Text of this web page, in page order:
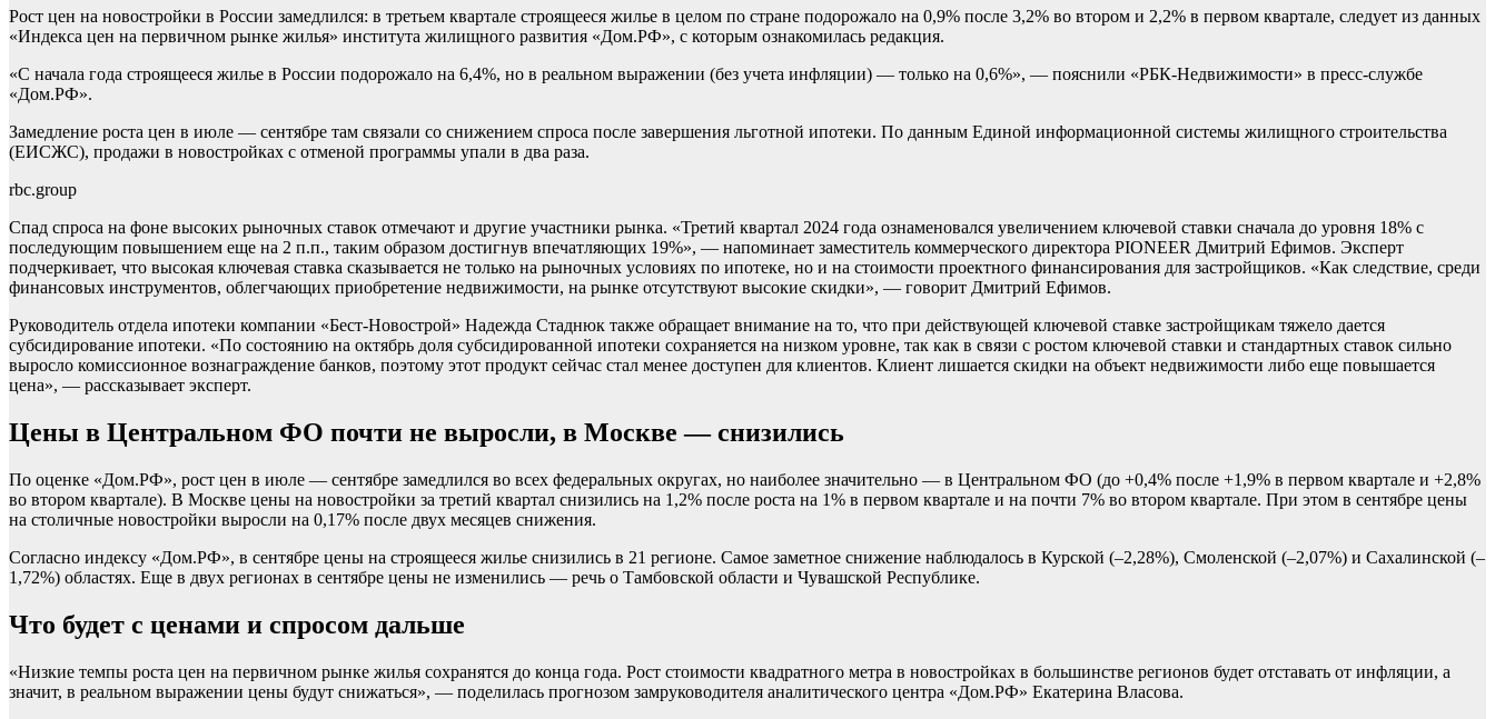
Рост цен на новостройки в России замедлился: в третьем квартале строящееся жилье в целом по стране подорожало на 0,9% после 3,2% во втором и 2,2% в первом квартале, следует из данных
«Индекса цен на первичном рынке жилья» института жилищного развития «Дом.РФ», с которым ознакомилась редакция.
«С начала года строящееся жилье в России подорожало на 6,4%, но в реальном выражении (без учета инфляции) — только на 0,6%», — пояснили «РБК-Недвижимости» в пресс-службе
«Дом.РФ».
Замедление роста цен в июле — сентябре там связали со снижением спроса после завершения льготной ипотеки. По данным Единой информационной системы жилищного строительства
(ЕИСЖС), продажи в новостройках с отменой программы упали в два раза.
rbc.group
Спад спроса на фоне высоких рыночных ставок отмечают и другие участники рынка. «Третий квартал 2024 года ознаменовался увеличением ключевой ставки сначала до уровня 18% с
последующим повышением еще на 2 п.п., таким образом достигнув впечатляющих 19%», — напоминает заместитель коммерческого директора PIONEER Дмитрий Ефимов. Эксперт
подчеркивает, что высокая ключевая ставка сказывается не только на рыночных условиях по ипотеке, но и на стоимости проектного финансирования для застройщиков. «Как следствие, среди
финансовых инструментов, облегчающих приобретение недвижимости, на рынке отсутствуют высокие скидки», — говорит Дмитрий Ефимов.
Руководитель отдела ипотеки компании «Бест-Новострой» Надежда Стаднюк также обращает внимание на то, что при действующей ключевой ставке застройщикам тяжело дается
субсидирование ипотеки. «По состоянию на октябрь доля субсидированной ипотеки сохраняется на низком уровне, так как в связи с ростом ключевой ставки и стандартных ставок сильно
выросло комиссионное вознаграждение банков, поэтому этот продукт сейчас стал менее доступен для клиентов. Клиент лишается скидки на объект недвижимости либо еще повышается
цена», — рассказывает эксперт.
Цены в Центральном ФО почти не выросли, в Москве — снизились
По оценке «Дом.РФ», рост цен в июле — сентябре замедлился во всех федеральных округах, но наиболее значительно — в Центральном ФО (до +0,4% после +1,9% в первом квартале и +2,8%
во втором квартале). В Москве цены на новостройки за третий квартал снизились на 1,2% после роста на 1% в первом квартале и на почти 7% во втором квартале. При этом в сентябре цены
на столичные новостройки выросли на 0,17% после двух месяцев снижения.
Согласно индексу «Дом.РФ», в сентябре цены на строящееся жилье снизились в 21 регионе. Самое заметное снижение наблюдалось в Курской (–2,28%), Смоленской (–2,07%) и Сахалинской (–
1,72%) областях. Еще в двух регионах в сентябре цены не изменились — речь о Тамбовской области и Чувашской Республике.
Что будет с ценами и спросом дальше
«Низкие темпы роста цен на первичном рынке жилья сохранятся до конца года. Рост стоимости квадратного метра в новостройках в большинстве регионов будет отставать от инфляции, а
значит, в реальном выражении цены будут снижаться», — поделилась прогнозом замруководителя аналитического центра «Дом.РФ» Екатерина Власова.